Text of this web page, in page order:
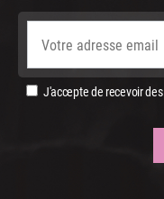
J'accepte de recevoir